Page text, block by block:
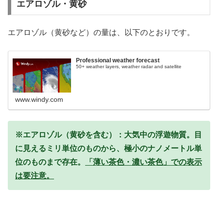
エアロゾル・黄砂
エアロゾル（黄砂など）の量は、以下のとおりです。
Professional weather forecast
50+ weather layers, weather radar and satellite
www.windy.com
※エアロゾル（黄砂を含む）：大気中の浮遊物質。目
に見えるミリ単位のものから、極小のナノメートル単
位のものまで存在。
「薄い茶色・濃い茶色」での表示
は要注意。